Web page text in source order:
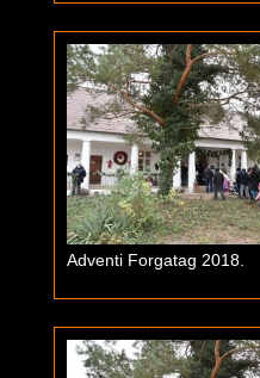
Adventi Forgatag 2018.